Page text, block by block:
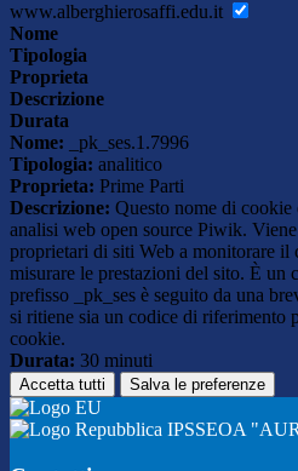
www.alberghierosaffi.edu.it
Nome
Tipologia
Proprieta
Descrizione
Durata
Nome: _pk_ses.1.7996
Tipologia: analitico
Proprieta: Prime Parti
Descrizione: Questo nome di cookie
analisi web open source Piwik.
proprietari di siti Web a monitorare il
misurare le prestazioni del sito. È
prefisso _pk_ses è seguito da una
si ritiene sia un codice di riferimento
cookie.
Durata: 30 minuti
Accetta tutti Salva le preferenze
IPSSEOA